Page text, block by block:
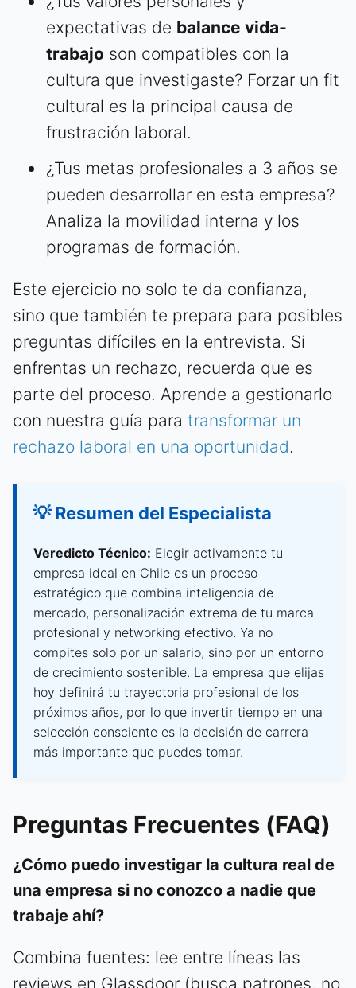
expectativas de balance vida-
trabajo son compatibles con la
cultura que investigaste? Forzar un fit
cultural es la principal causa de
frustración laboral.
¿Tus metas profesionales a 3 años se
pueden desarrollar en esta empresa?
Analiza la movilidad interna y los
programas de formación.
Este ejercicio no solo te da confianza,
sino que también te prepara para posibles
preguntas difíciles en la entrevista. Si
enfrentas un rechazo, recuerda que es
parte del proceso. Aprende a gestionarlo
con nuestra guía para transformar un
rechazo laboral en una oportunidad.
💡 Resumen del Especialista
Veredicto Técnico: Elegir activamente tu
empresa ideal en Chile es un proceso
estratégico que combina inteligencia de
mercado, personalización extrema de tu marca
profesional y networking efectivo. Ya no
compites solo por un salario, sino por un entorno
de crecimiento sostenible. La empresa que elijas
hoy definirá tu trayectoria profesional de los
próximos años, por lo que invertir tiempo en una
selección consciente es la decisión de carrera
más importante que puedes tomar.
Preguntas Frecuentes (FAQ)
¿Cómo puedo investigar la cultura real de
una empresa si no conozco a nadie que
trabaje ahí?
Combina fuentes: lee entre líneas las
reviews en Glassdoor (busca patrones, no